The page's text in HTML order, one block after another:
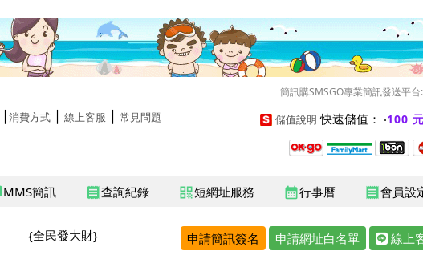
簡訊購SMSGO專業簡訊發送平
消費方式 線上客服 常見問題 儲值說明 快速儲值： ‧100 元
MMS簡訊 receipt 查詢紀錄 qr_code短網址服務 calendar_month行事曆 receipt 會員設
{全民發大財} 申請簡訊簽名 申請網址白名單 線上